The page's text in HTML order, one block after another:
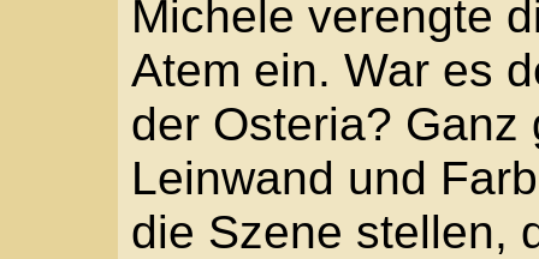
fehlte. Es soll von
Gesichter der
nähenden Finger
Faden aus dem
Und zwischen ihnen